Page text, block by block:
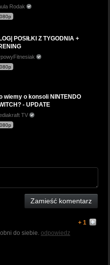
Rodak
POSIŁKI Z TYGODNIA +
wiemy o konsoli NINTENDO
- UPDATE
TV
Zamieść komentarz
+ 1
do siebie. odpowiedz